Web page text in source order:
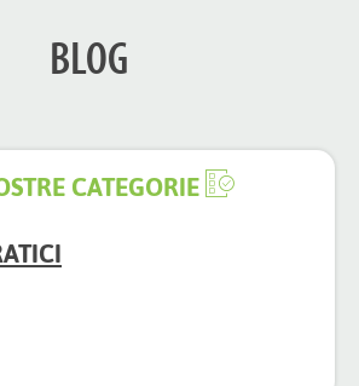
BLOG
CATEGORIE